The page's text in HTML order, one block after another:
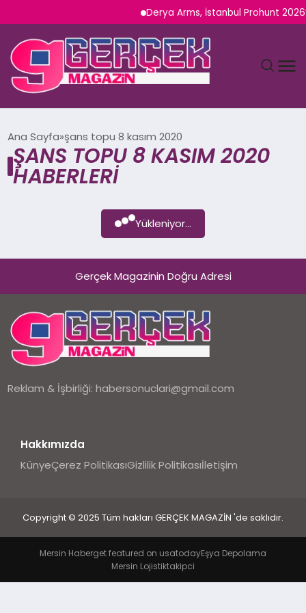
Derya Arms, İstanbul Prohunt
YAŞAM
EKONOMI
Ana Sayfa şans topu 8 kasım 2020
ŞANS TOPU 8 KASIM 2020
HABERLERI
Yükleniyor...
Gerçek Magazinin Doğru Adresi
Reklam & İşbirliği:habersonuclari@gmail.com
Hakkımızda
KünyeÇerez PolitikasıGizlilik Politikasıİletişim
Copyright © 2025 Tüm hakları GERÇEK MAGAZİN 'de saklıdır.
Mersin Haberget featured on usatodayEşya Depolama
Mersin Lojistiktakipci